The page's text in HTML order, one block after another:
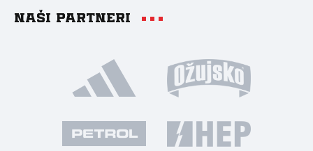
Naši partneri